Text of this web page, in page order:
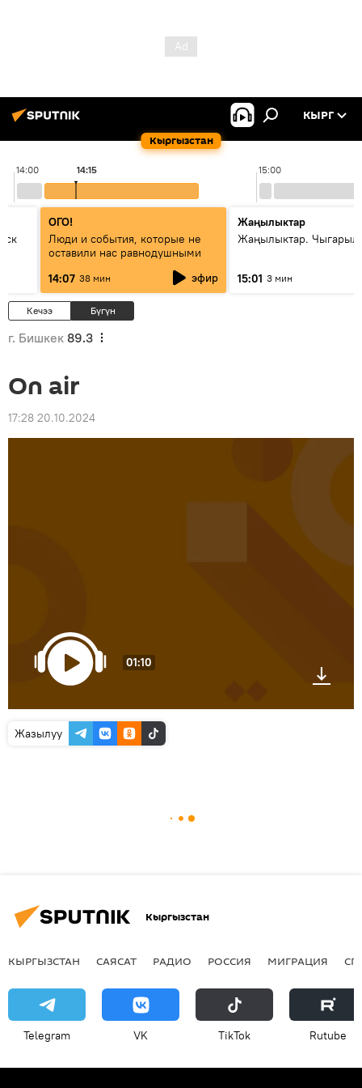
Кыргызстан
КЫРГ
14:00 15:00
14:15
ОГО!
Люди и события, которые не
оставили нас равнодушными
14:07 38 мин эфир
Жаңылыктар
Жаңылыктар.
15:01 3 мин
Кечээ Бүгүн
г. Бишкек 89.3
On air
17:28 20.10.2024
01:10
Жазылуу
Кыргызстан
КЫРГЫЗСТАН САЯСАТ РАДИО РОССИЯ МИГРАЦИЯ
Telegram VK ТikТоk Rutube